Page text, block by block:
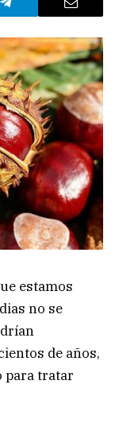
estamos
no se
de años,
para tratar